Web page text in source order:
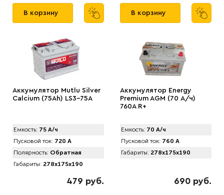
В корзину В корзину
Аккумулятор Mutlu Silver
Calcium (75Ah) LS3-75A
Емкость: 75 А/ч
Пусковой ток: 720 А
Полярность: Обратная
Габариты: 278x175x190
479 руб.
Аккумулятор Energy
Premium AGM (70 А/ч)
760A R+
Емкость: 70 А/ч
Пусковой ток: 760 А
Габариты: 278x175x190
690 руб.